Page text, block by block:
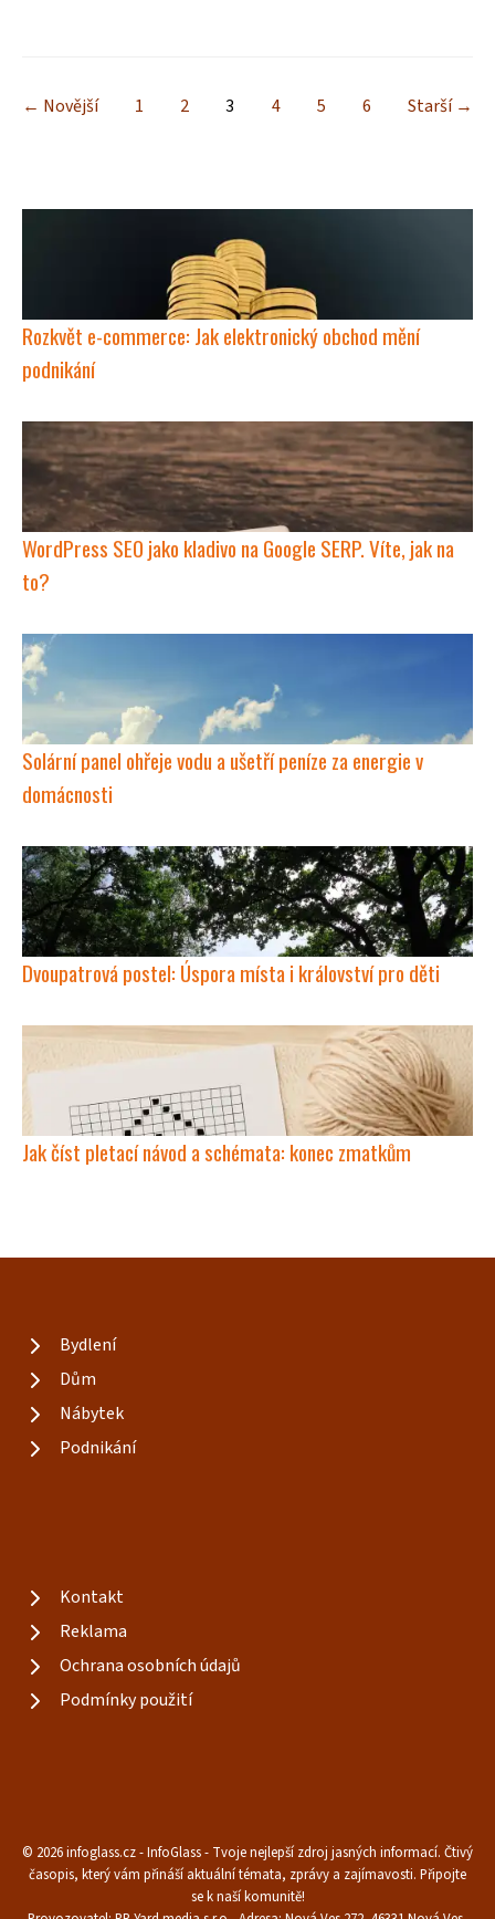
← Novější 1 2 3 4 5 6 Starší →
Rozkvět e-commerce: Jak elektronický obchod mění
podnikání
WordPress SEO jako kladivo na Google SERP. Víte, jak na
to?
Solární panel ohřeje vodu a ušetří peníze za energie v
domácnosti
Dvoupatrová postel: Úspora místa i království pro děti
Jak číst pletací návod a schémata: konec zmatkům
Bydlení
Dům
Nábytek
Podnikání
Kontakt
Reklama
Ochrana osobních údajů
Podmínky použití
© 2026 infoglass.cz - InfoGlass - Tvoje nejlepší zdroj jasných informací. Čtivý
časopis, který vám přináší aktuální témata, zprávy a zajímavosti. Připojte
se k naší komunitě!